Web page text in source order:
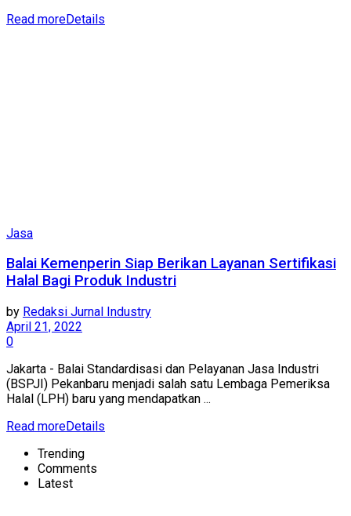
Read moreDetails
Jasa
Balai Kemenperin Siap Berikan Layanan Sertifikasi
Halal Bagi Produk Industri
by Redaksi Jurnal Industry
April 21, 2022
0
Jakarta - Balai Standardisasi dan Pelayanan Jasa Industri
(BSPJI) Pekanbaru menjadi salah satu Lembaga Pemeriksa
Halal (LPH) baru yang mendapatkan ...
Read moreDetails
Trending
Comments
Latest